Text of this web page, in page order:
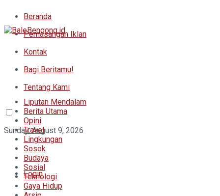
Beranda
Pemasangan Iklan
Kontak
Bagi Beritamu!
Tentang Kami
Sunday, August 9, 2026
Login
Liputan Mendalam
Berita Utama
Opini
Travel
Lingkungan
Sosok
Budaya
Sosial
Teknologi
Gaya Hidup